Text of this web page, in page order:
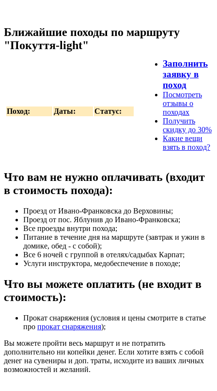
Ближайшие походы по маршруту
"Покуття-light"
Поход: Даты: Статус:
Заполнить
заявку в
поход
Посмотреть
отзывы о
походах
Получить
скидку до 30%
Какие вещи
взять в поход?
Что вам не нужно оплачивать (входит
в стоимость похода):
Проезд от Ивано-Франковска до Верховины;
Проезд от пос. Яблунив до Ивано-Франковска;
Все проезды внутри похода;
Питание в течение дня на маршруте (завтрак и ужин в
домике, обед - с собой);
Все 6 ночей с группой в отелях/садыбах Карпат;
Услуги инструктора, медобеспечение в походе;
Что вы можете оплатить (не входит в
стоимость):
Прокат снаряжения (условия и цены смотрите в статье
про прокат снаряжения);
Вы можете пройти весь маршрут и не потратить
дополнительно ни копейки денег. Если хотите взять с собой
денег на сувениры и доп. траты, исходите из ваших личных
возможностей и желаний.